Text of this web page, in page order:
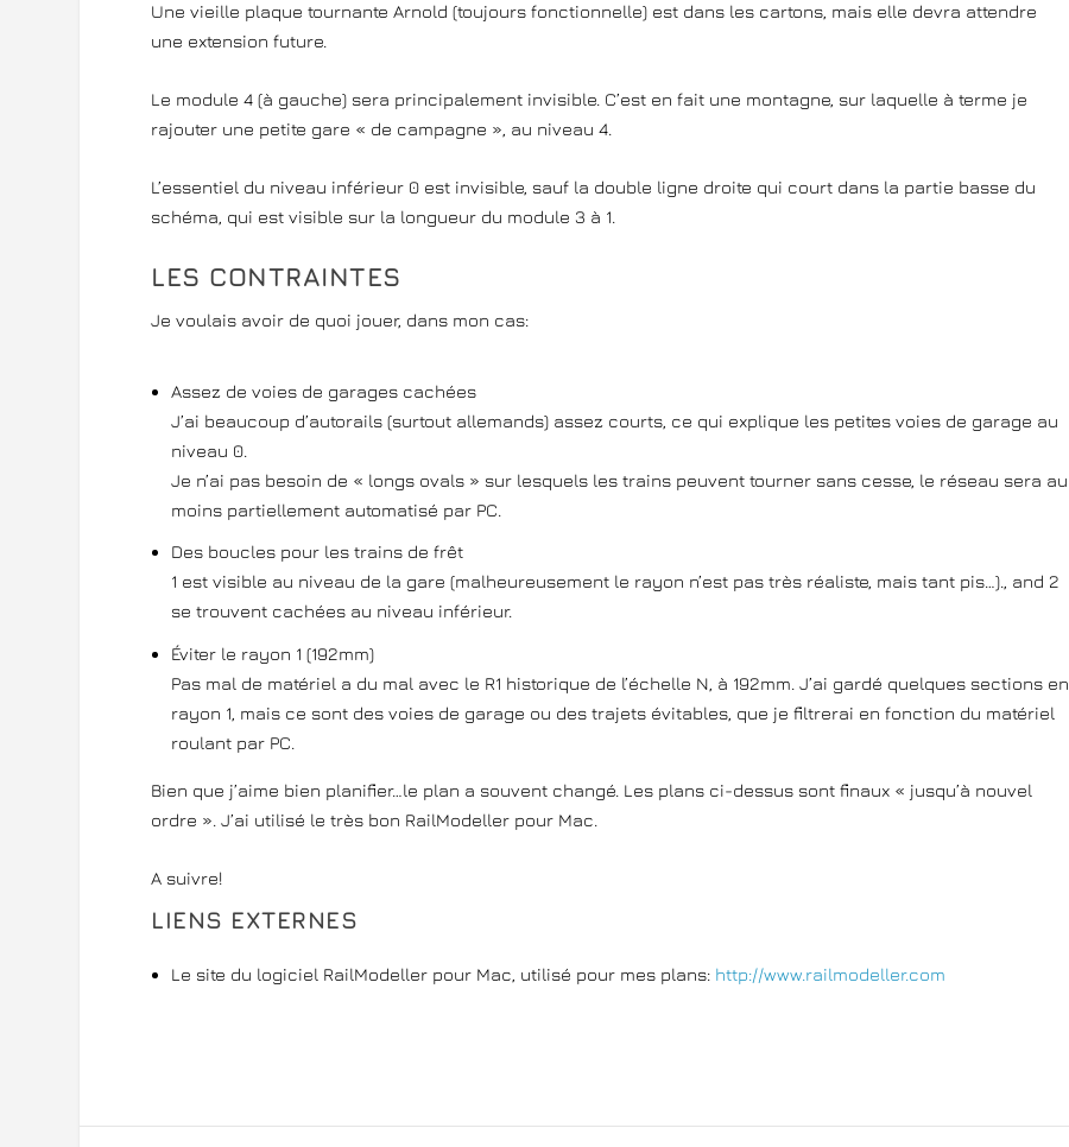
Une vieille plaque tournante Arnold (toujours fonctionnelle) est dans les cartons, mais elle devra attendre
une extension future.
Le module 4 (à gauche) sera principalement invisible. C’est en fait une montagne, sur laquelle à terme je
rajouter une petite gare « de campagne », au niveau 4.
L’essentiel du niveau inférieur 0 est invisible, sauf la double ligne droite qui court dans la partie basse du
schéma, qui est visible sur la longueur du module 3 à 1.
LES CONTRAINTES
Je voulais avoir de quoi jouer, dans mon cas:
Assez de voies de garages cachées
J’ai beaucoup d’autorails (surtout allemands) assez courts, ce qui explique les petites voies de garage au
niveau 0.
Je n’ai pas besoin de « longs ovals » sur lesquels les trains peuvent tourner sans cesse, le réseau sera au
moins partiellement automatisé par PC.
Des boucles pour les trains de frêt
1 est visible au niveau de la gare (malheureusement le rayon n’est pas très réaliste, mais tant pis…)., and 2
se trouvent cachées au niveau inférieur.
Éviter le rayon 1 (192mm)
Pas mal de matériel a du mal avec le R1 historique de l’échelle N, à 192mm. J’ai gardé quelques sections en
rayon 1, mais ce sont des voies de garage ou des trajets évitables, que je filtrerai en fonction du matériel
roulant par PC.
Bien que j’aime bien planifier…le plan a souvent changé. Les plans ci-dessus sont finaux « jusqu’à nouvel
ordre ». J’ai utilisé le très bon RailModeller pour Mac.
A suivre!
LIENS EXTERNES
Le site du logiciel RailModeller pour Mac, utilisé pour mes plans: http://www.railmodeller.com